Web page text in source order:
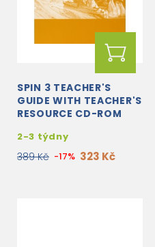
SPIN 3 TEACHER'S
GUIDE WITH TEACHER'S
RESOURCE CD-ROM
2-3 týdny
389 Kč -17% 323 Kč